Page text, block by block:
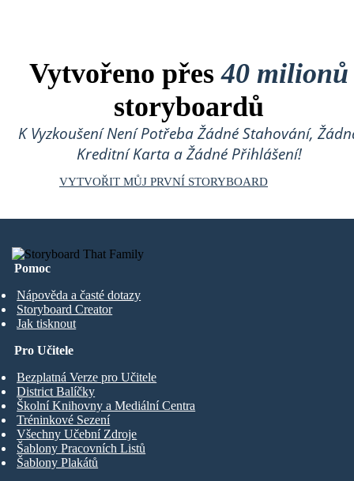
Vytvořeno přes40 milionů
storyboardů
K Vyzkoušení Není Potřeba Žádné Stahování,
Kreditní Karta a Žádné Přihlášení!
VYTVOŘIT MŮJ PRVNÍ STORYBOARD
Pomoc
Nápověda a časté dotazy
Storyboard Creator
Jak tisknout
Pro Učitele
Bezplatná Verze pro Učitele
District Balíčky
Školní Knihovny a Mediální Centra
Tréninkové Sezení
Všechny Učební Zdroje
Šablony Pracovních Listů
Šablony Plakátů